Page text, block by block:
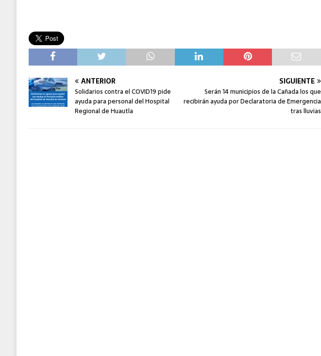
ANTERIOR
Solidarios contra el COVID19 pide
ayuda para personal del Hospital
Regional de Huautla
SIGUIENTE
Serán 14 municipios de la Cañada los que
recibirán ayuda por Declaratoria de Emergencia
tras lluvias